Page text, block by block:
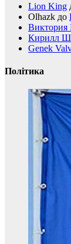
Lion King
Olhazk до
Виктория
Кирилл
Genek
Політика